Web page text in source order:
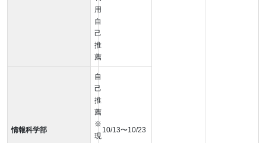
用
自
己
推
薦
情報科学部
自
己
推
薦
※
現
10/13〜10/23